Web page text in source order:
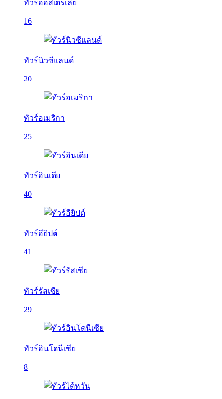
ทัวร์ออสเตรเลีย
16
ทัวร์นิวซีแลนด์
20
ทัวร์อเมริกา
25
ทัวร์อินเดีย
40
ทัวร์อียิปต์
41
ทัวร์รัสเซีย
29
ทัวร์อินโดนีเซีย
8